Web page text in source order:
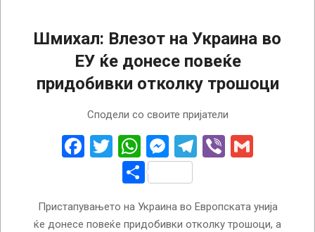
Шмихал: Влезот на Украина во
ЕУ ќе донесе повеќе
придобивки отколку трошоци
Сподели со своите пријатели
Facebook
Twitter
WhatsApp
Messenger
Telegram
Viber
Share
Пристапувањето на Украина во Европската унија
ќе донесе повеќе придобивки отколку трошоци, а